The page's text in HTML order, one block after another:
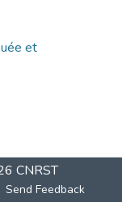
et
CNRST
Send Feedback